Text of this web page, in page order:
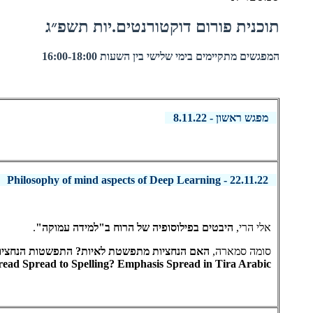
תוכנית פורום דוקטורנטים.יות תשפ״ג
המפגשים מתקיימים בימי שלישי בין השעות 16:00-18:00
מפגש ראשון - 8.11.22
אלי הרי, היבטים בפילוסופיה של הרוח ב"למידה עמוקה".
סומה סמארה, האם הנחציות מתפשטת לאיות? התפשטות
Spread to Spelling? Emphasis Spread in Tira Arabic